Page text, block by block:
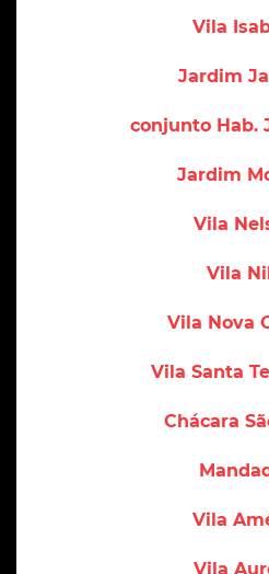
Vila
Jardim
conjunto Hab.
Jardim
Vila
Vila
Vila Nova
Vila Santa
Chácara
Vila
Vila